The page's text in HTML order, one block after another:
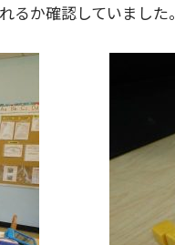
か確認していました。